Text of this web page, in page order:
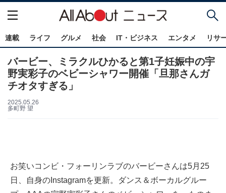
連載 ライフ グルメ 社会 IT・ビジネス エンタメ リサ
バービー、ミラクルひかると第1子妊娠中の宇
野実彩子のベビーシャワー開催「旦那さんガ
チオタすぎる」
2025.05.26
多町野 望
お笑いコンビ・フォーリンラブのバービーさんは5月25
日、自身のInstagramを更新。ダンス＆ボーカルグルー